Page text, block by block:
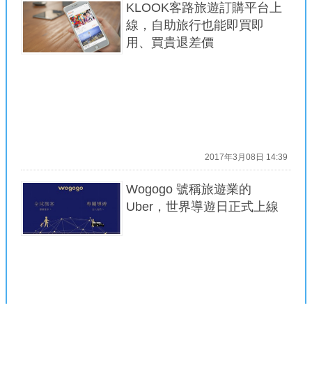
KLOOK客路旅遊訂購平台上
線，自助旅行也能即買即
用、買貴退差價
2017年3月08日 14:39
Wogogo 號稱旅遊業的
Uber，世界導遊日正式上線